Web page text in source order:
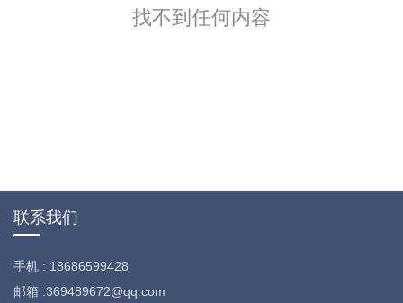
找不到任何内容
联系我们
手机 : 18686599428
邮箱 :369489672@qq.com